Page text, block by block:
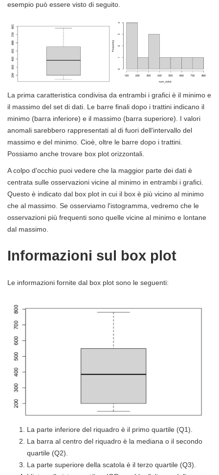
esempio può essere visto di seguito.
La prima caratteristica condivisa da entrambi i grafici è il minimo e
il massimo del set di dati. Le barre finali dopo i trattini indicano il
minimo (barra inferiore) e il massimo (barra superiore). I valori
anomali sarebbero rappresentati al di fuori dell'intervallo del
massimo e del minimo. Cioè, oltre le barre dopo i trattini.
Possiamo anche trovare box plot orizzontali.
A colpo d'occhio puoi vedere che la maggior parte dei dati è
centrata sulle osservazioni vicine al minimo in entrambi i grafici.
Questo è indicato dal box plot in cui il box è più vicino al minimo
che al massimo. Se osserviamo l'istogramma, vedremo che le
osservazioni più frequenti sono quelle vicine al minimo e lontane
dal massimo.
Informazioni sul box plot
Le informazioni fornite dal box plot sono le seguenti:
La parte inferiore del riquadro è il primo quartile (Q1).
La barra al centro del riquadro è la mediana o il secondo
quartile (Q2).
La parte superiore della scatola è il terzo quartile (Q3).